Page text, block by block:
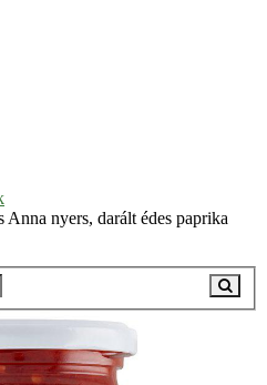
nyers, darált édes paprika